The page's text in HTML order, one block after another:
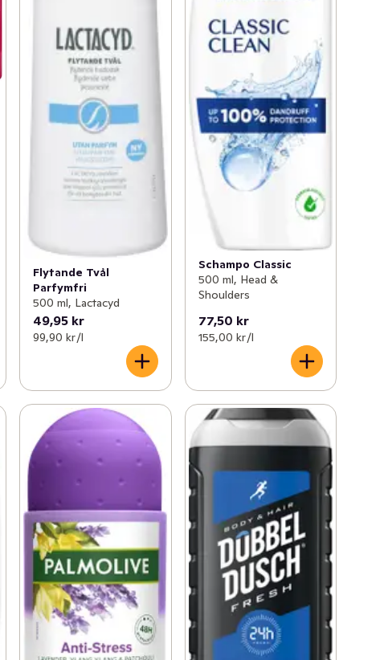
Flytande Tvål
Parfymfri
500 ml, Lactacyd
49,95 kr
99,90 kr /l
Schampo Classic
500 ml, Head &
Shoulders
77,50 kr
155,00 kr /l